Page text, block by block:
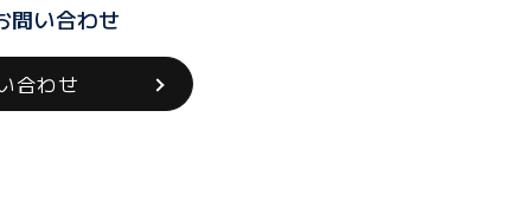
問い合わせ
合わせ